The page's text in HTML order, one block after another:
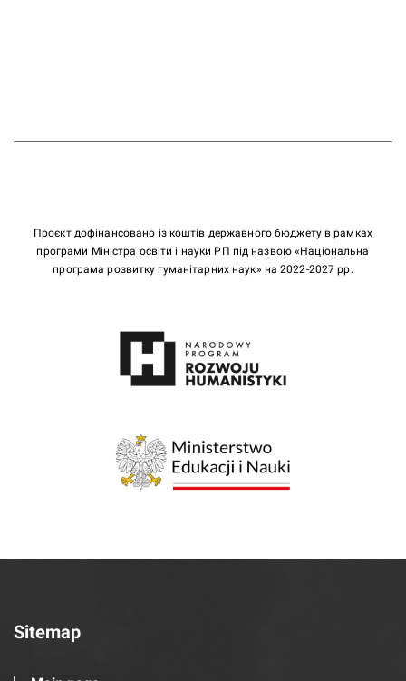
Проєкт дофінансовано із коштів державного бюджету в рамках
програми Міністра освіти і науки РП під назвою «Національна
програма розвитку гуманітарних наук» на 2022-2027 рр.
Sitemap